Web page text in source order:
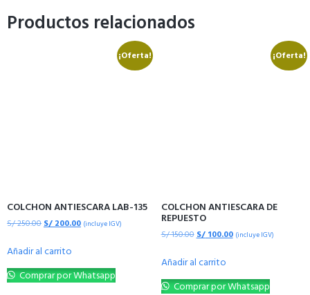
Productos relacionados
¡Oferta!
COLCHON ANTIESCARA LAB-135
S/250.00S/200.00 (incluye IGV)
Añadir al carrito
Comprar por Whatsapp
¡Oferta!
COLCHON ANTIESCARA DE
REPUESTO
S/150.00S/100.00 (incluye IGV)
Añadir al carrito
Comprar por Whatsapp